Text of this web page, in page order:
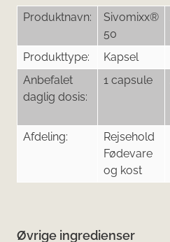
Produktnavn:
Sivomixx®
50
Produkttype: Kapsel
Anbefalet
daglig dosis:
1 capsule
Afdeling:
Rejsehold
Fødevare
og kost
Øvrige ingredienser